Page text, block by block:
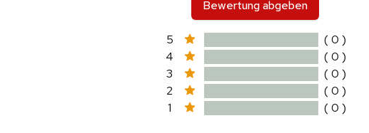
Bewertung abgeben
5
( 0 )
4
( 0 )
3
( 0 )
2
( 0 )
1
( 0 )